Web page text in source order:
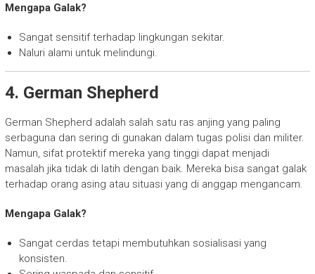
Mengapa Galak?
Sangat sensitif terhadap lingkungan sekitar.
Naluri alami untuk melindungi.
4. German Shepherd
German Shepherd adalah salah satu ras anjing yang paling
serbaguna dan sering di gunakan dalam tugas polisi dan militer.
Namun, sifat protektif mereka yang tinggi dapat menjadi
masalah jika tidak di latih dengan baik. Mereka bisa sangat galak
terhadap orang asing atau situasi yang di anggap mengancam.
Mengapa Galak?
Sangat cerdas tetapi membutuhkan sosialisasi yang
konsisten.